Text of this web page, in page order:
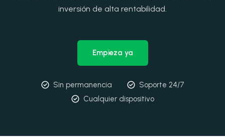
inversión de alta rentabilidad.
Empieza ya
Sin permanencia
Soporte 24/7
Cualquier dispositivo